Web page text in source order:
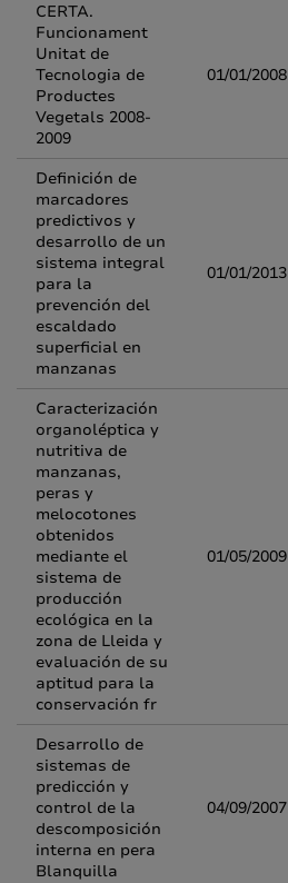
CERTA.
Funcionament
Unitat de
Tecnologia de
Productes
Vegetals 2008-
2009
01/01/2008
Definición de
marcadores
predictivos y
desarrollo de un
sistema integral
para la
prevención del
escaldado
superficial en
manzanas
01/01/2013
Caracterización
organoléptica y
nutritiva de
manzanas,
peras y
melocotones
obtenidos
mediante el
sistema de
producción
ecológica en la
zona de Lleida y
evaluación de su
aptitud para la
conservación fr
01/05/2009
Desarrollo de
sistemas de
predicción y
control de la
descomposición
interna en pera
Blanquilla
04/09/2007